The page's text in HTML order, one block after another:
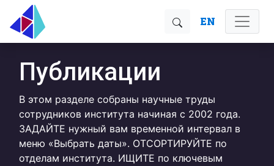
EN
Публикации
В этом разделе собраны научные труды
сотрудников института начиная с 2002 года.
ЗАДАЙТЕ нужный вам временной интервал в
меню «Выбрать даты». ОТСОРТИРУЙТЕ по
отделам института. ИЩИТЕ по ключевым